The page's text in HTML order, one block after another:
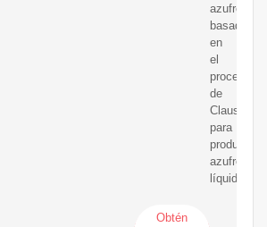
azufre",
basada
en
el
proceso
de
Claus
para
producir
azufre
líquido.
Obtén